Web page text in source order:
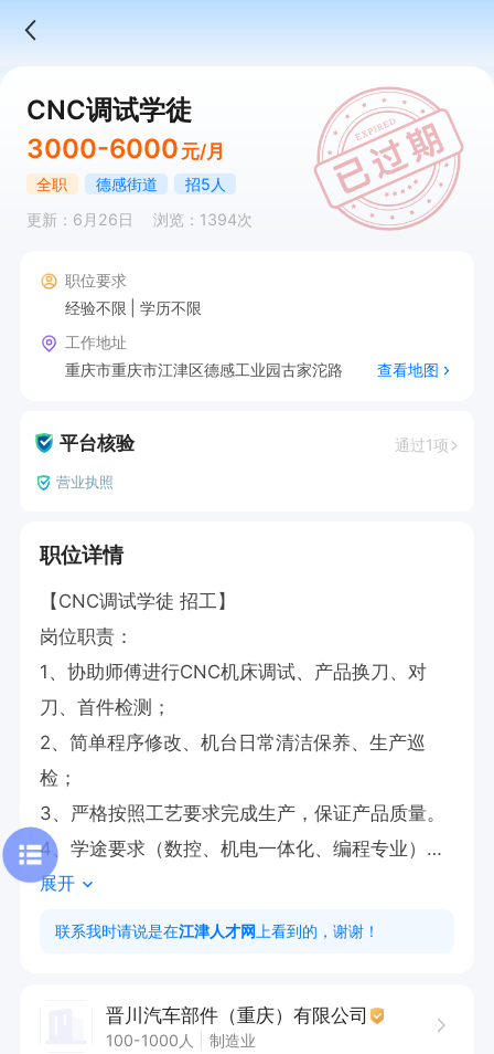
CNC调试学徒
3000-6000 元/月
全职 德感街道
招5人
更新：6月26日
浏览：1394次
职位要求
经验不限
学历不限
工作地址
重庆市重庆市江津区德感工业园古家沱路
查看地图
平台核验 通过1项
营业执照
职位详情
【CNC调试学徒 招工】
岗位职责：
1、协助师傅进行CNC机床调试、产品换刀、对
刀、首件检测；
2、简单程序修改、机台日常清洁保养、生产巡
检；
3、严格按照工艺要求完成生产，保证产品质量。
4、学途要求（数控、机电一体化、编程专业）
任职要求：
✅ 学历：高中毕业及以上；
展开
联系我时请说是在江津人才网 上看到的，谢谢！
晋川汽车部件（重庆）有限公司
100-1000人 制造业